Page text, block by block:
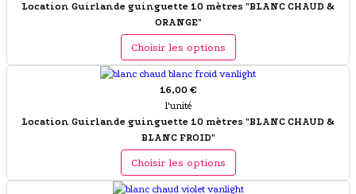
Location Guirlande guinguette 10 mètres "BLANC CHAUD &
ORANGE"
Choisir les options
16,00 €
l'unité
Location Guirlande guinguette 10 mètres "BLANC CHAUD &
BLANC FROID"
Choisir les options